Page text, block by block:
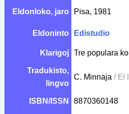
Eldonloko, jaro Pisa, 1981
Eldoninto Edistudio
Klarigoj Tre populara
Tradukisto,
lingvo
C. Minnaja / El
ISBN/ISSN 8870360148